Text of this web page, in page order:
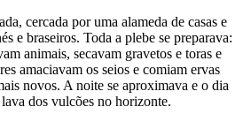
cercada por uma alameda de casas e
e braseiros. Toda a plebe se preparava:
animais, secavam gravetos e toras e
amaciavam os seios e comiam ervas
novos. A noite se aproximava e o dia
dos vulcões no horizonte.